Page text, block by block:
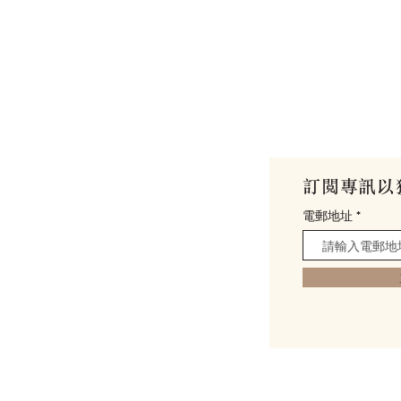
訂閱專訊
電郵地址